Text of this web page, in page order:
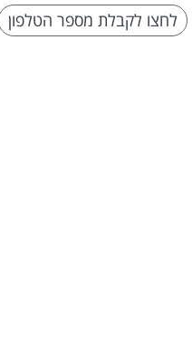
לחצו לקבלת מספר הטלפון